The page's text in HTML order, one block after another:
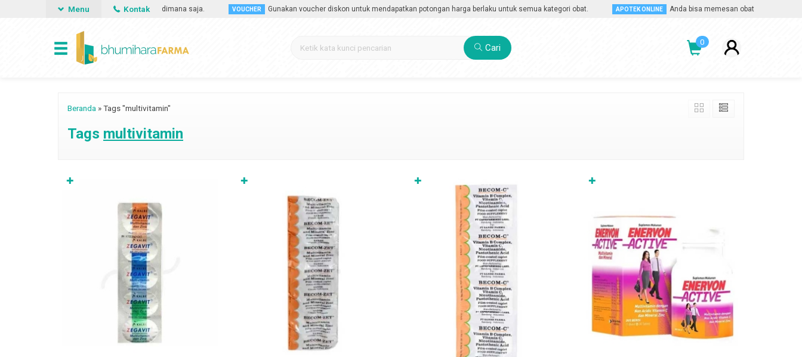
memesan obat apa saja, kapan saja dan dimana saja. VOUCHER Gunakan voucher diskon untuk mendapatkan potongan harga berlaku untuk semua kategori obat. APOTEK ONLINE Anda bisa memesan obat apa saja, kapan
Menu Kontak
Cari
0
Beranda »Tags "multivitamin"
Tags multivitamin
✚ ✚ ✚ ✚